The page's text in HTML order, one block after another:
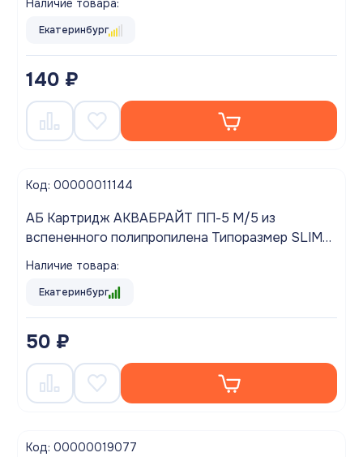
Наличие товара:
Екатеринбург
140 ₽
Код: 00000011144
АБ Картридж АКВАБРАЙТ ПП-5 М/5 из
вспененного полипропилена Типоразмер SLIM
5"
Наличие товара:
Екатеринбург
50 ₽
Код: 00000019077